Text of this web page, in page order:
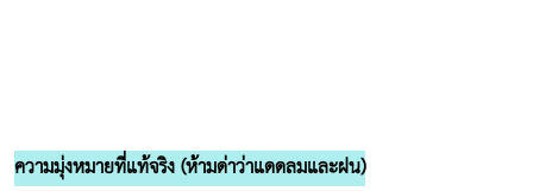
ความมุ่งหมายที่แท้จริง (ห้ามด่าว่าแดดลมและฝน)